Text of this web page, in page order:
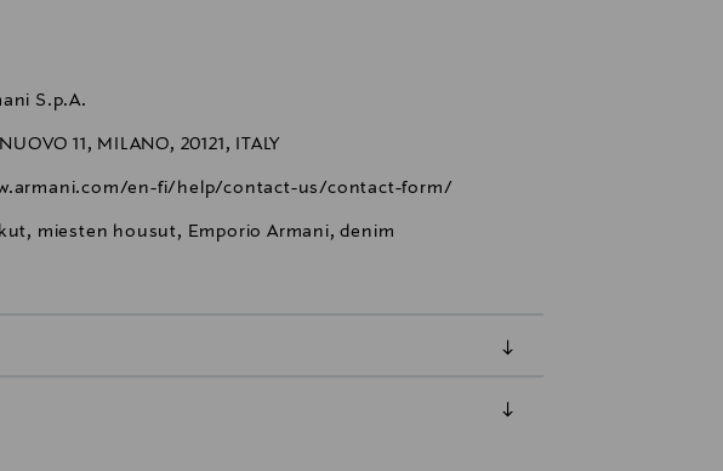
S.p.A.
11, MILANO, 20121, ITALY
en-fi/help/contact-us/contact-form/
miesten housut, Emporio Armani, denim